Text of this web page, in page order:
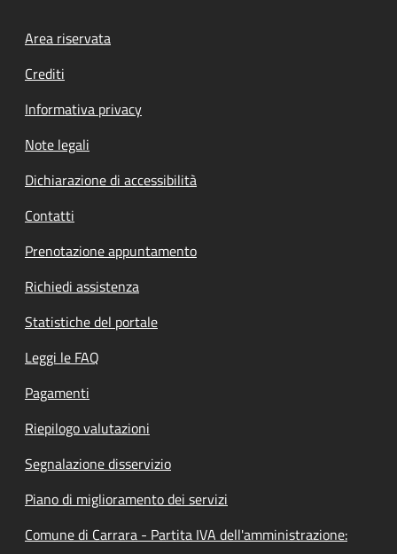
Footer menu
Area riservata
Crediti
Informativa privacy
Note legali
Dichiarazione di accessibilità
Contatti
Prenotazione appuntamento
Richiedi assistenza
Statistiche del portale
Leggi le FAQ
Pagamenti
Riepilogo valutazioni
Segnalazione disservizio
Piano di miglioramento dei servizi
Comune di Carrara - Partita IVA dell'amministrazione: